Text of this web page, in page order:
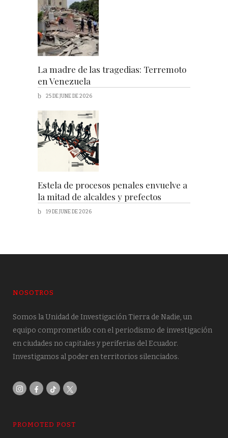
La madre de las tragedias: Terremoto
en Venezuela
25 DE JUNE DE 2026
Estela de procesos penales envuelve a
la mitad de alcaldes y prefectos
19 DE JUNE DE 2026
NOSOTROS
Somos la Unidad de Investigación Tierra de Nadie, un
equipo comprometido con el periodismo de investigación
en ciudades no capitales y periferias del Ecuador.
Investigamos al poder en territorios silenciados.
PROMOTED POST